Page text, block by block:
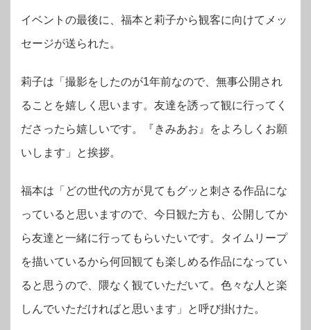
イベントの最後に、福本と莉子から観客に向けてメッ
セージが送られた。
莉子は「撮影をしたのが1年前なので、無事公開され
ることを嬉しく思います。友達を誘って観に行ってく
ださったら嬉しいです。『きみあお』をよろしくお願
いします」と挨拶。
福本は「どの世代の方が見てもグッと刺さる作品にな
っていると思いますので、今日観た方も、公開してか
ら友達と一緒に行ってもらいたいです。タイムリープ
を描いているから何回観ても楽しめる作品になってい
ると思うので、隈なく観ていただいて。色々な人と楽
しんでいただければと思います」と呼び掛けた。